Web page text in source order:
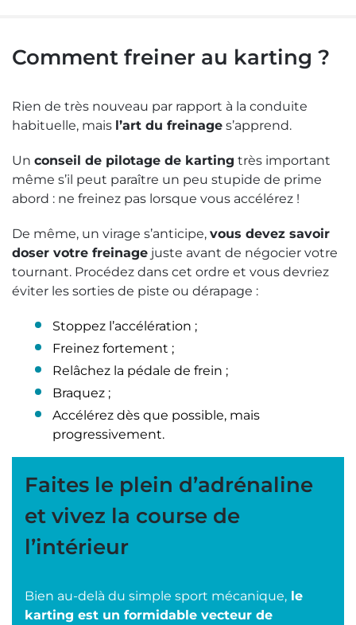
de
Lyon
Comment freiner au karting ?
Rien de très nouveau par rapport à la conduite
habituelle, mais l’art du freinage s’apprend.
Un conseil de pilotage de karting très important
même s’il peut paraître un peu stupide de prime
abord : ne freinez pas lorsque vous accélérez !
De même, un virage s’anticipe, vous devez savoir
doser votre freinage juste avant de négocier votre
tournant. Procédez dans cet ordre et vous devriez
éviter les sorties de piste ou dérapage :
Stoppez l’accélération ;
Freinez fortement ;
Relâchez la pédale de frein ;
Braquez ;
Accélérez dès que possible, mais
progressivement.
Faites le plein d’adrénaline
et vivez la course de
l’intérieur
Bien au-delà du simple sport mécanique, le
karting est un formidable vecteur de